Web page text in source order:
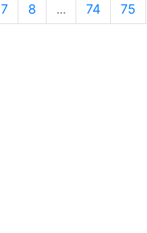
7 8 ... 74 75